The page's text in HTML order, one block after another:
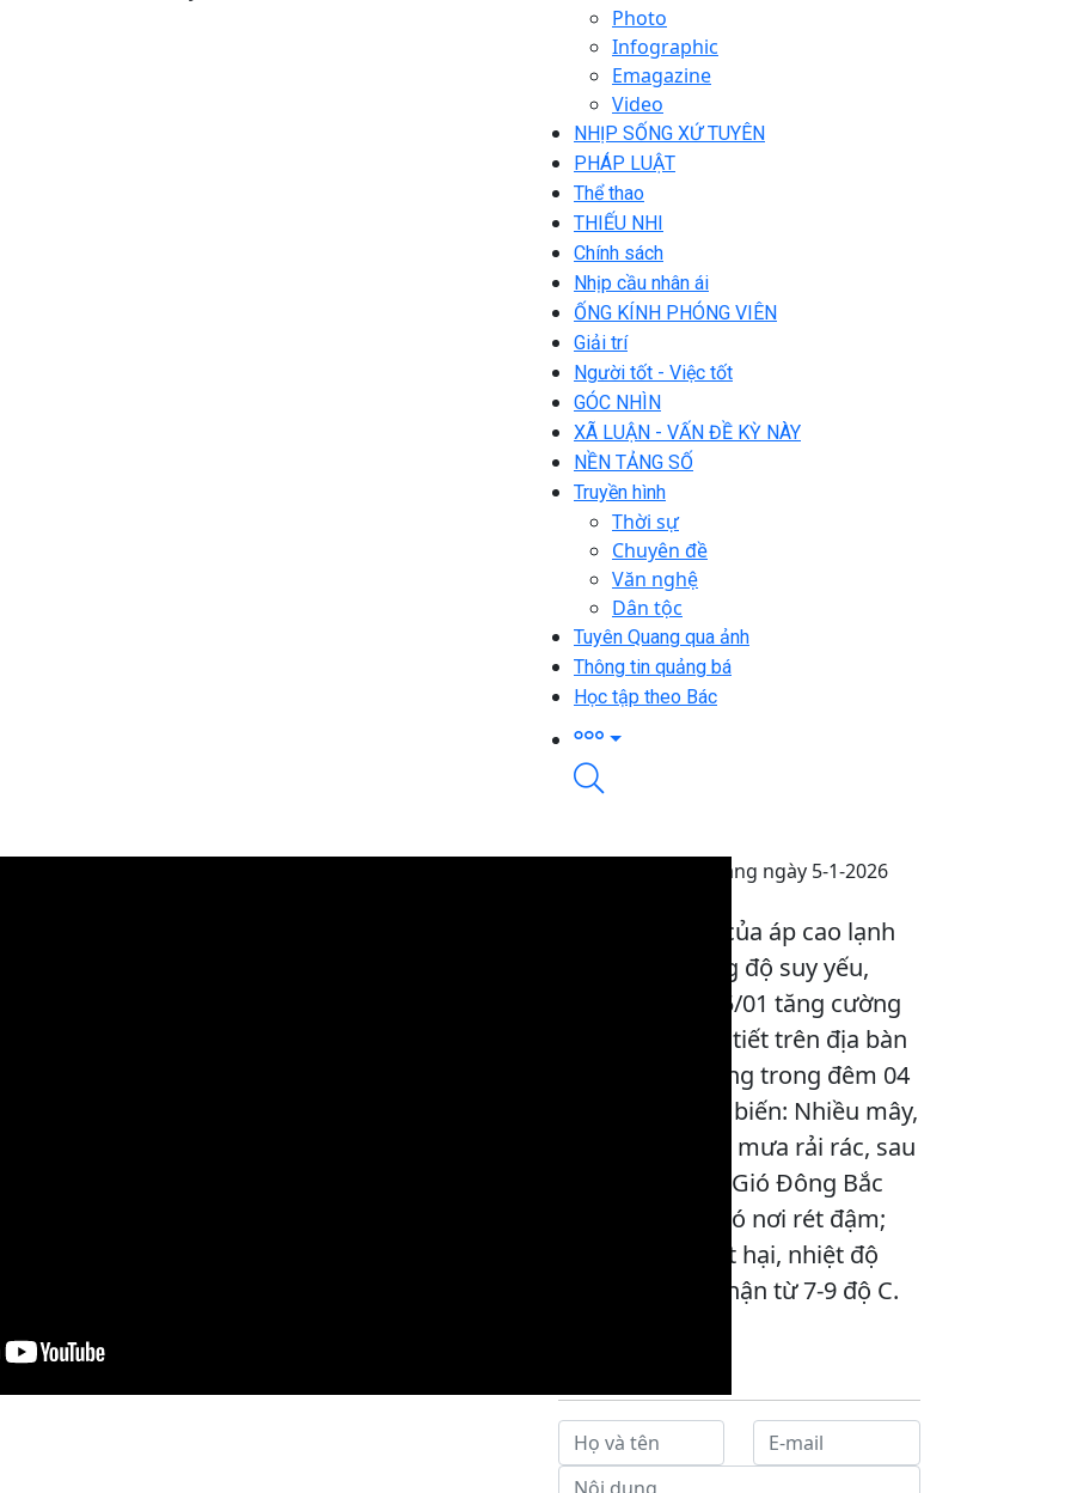
Photo
Infographic
Emagazine
Video
NHỊP SỐNG XỨ TUYÊN
PHÁP LUẬT
Thể thao
THIẾU NHI
Chính sách
Nhịp cầu nhân ái
ỐNG KÍNH PHÓNG VIÊN
Giải trí
Người tốt - Việc tốt
GÓC NHÌN
XÃ LUẬN - VẤN ĐỀ KỲ NÀY
NỀN TẢNG SỐ
Truyền hình
Thời sự
Chuyên đề
Văn nghệ
Dân tộc
Tuyên Quang qua ảnh
Thông tin quảng bá
Học tập theo Bác
Thời tiết Tuyên Quang ngày 5-1-2026
Do ảnh hưởng của áp cao lạnh
lục địa có cường độ suy yếu,
khoảng ngày 05/01 tăng cường
yếu trở lại. Thời tiết trên địa bàn
tỉnh Tuyên Quang trong đêm 04
ngày 05/01 phổ biến: Nhiều mây,
đêm và sáng có mưa rải rác, sau
có mưa vài nơi. Gió Đông Bắc
cấp 2. Trời rét, có nơi rét đậm;
vùng núi cao rét hại, nhiệt độ
thấp nhất ghi nhận từ 7-9 độ C.